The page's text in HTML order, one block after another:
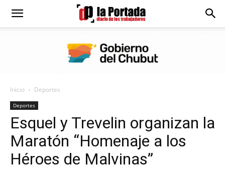
Diario
Portada
Inicio Deportes
Deportes
Esquel y Trevelin organizan la
Maratón “Homenaje a los
Héroes de Malvinas”